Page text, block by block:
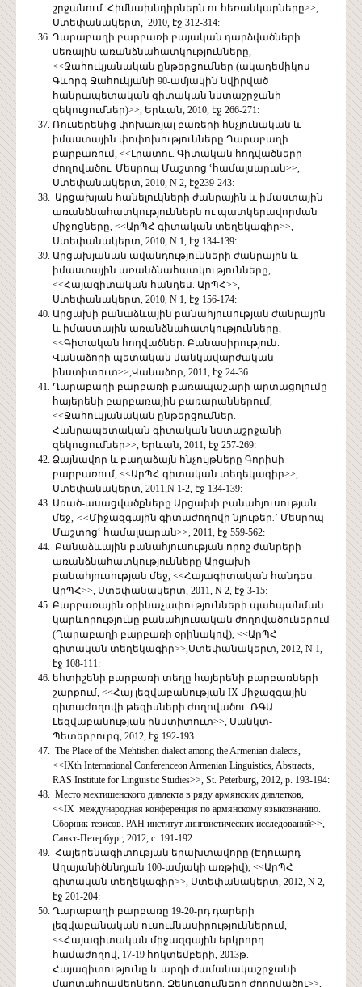
շրջանում. Հիմնախնդիրներն ու հեռանկարները>>,
Ստեփանակերտ, 2010, էջ 312-314:
Ղարաբաղի բարբառի բայական դարձվածների
սեռային առանձնահատկությունները,
<<Ջահուկյանական ընթերցումներ (ակադեմիկոս
Գևորգ Ջահուկյանի 90-ամյակին նվիրված
հանրապետական գիտական նստաշրջանի
զեկուցումներ)>>, Երևան, 2010, էջ 266-271:
Ռուսերենից փոխառյալ բառերի հնչյունական և
իմաստային փոփոխությունները Ղարաբաղի
բարբառում, <<Լրատու. Գիտական հոդվածների
ժողովածու. Մեսրոպ Մաշտոց ՙհամալսարան>>,
Ստեփանակերտ, 2010, N 2, էջ239-243:
Արցախյան հանելուկների ժանրային և իմաստային
առանձնահատկություններն ու պատկերավորման
միջոցները, <<ԱրՊՀ գիտական տեղեկագիր>>,
Ստեփանակերտ, 2010, N 1, էջ 134-139:
Արցախյանան ավանդությունների ժանրային և
իմաստային առանձնահատկությունները,
<<Հայագիտական հանդես. ԱրՊՀ>>,
Ստեփանակերտ, 2010, N 1, էջ 156-174:
Արցախի բանաձևային բանահյուսության ժանրային
և իմաստային առանձնահատկությունները,
<<Գիտական հոդվածներ. Բանասիրություն.
Վանաձորի պետական մանկավարժական
ինստիտուտ>>,Վանաձոր, 2011, էջ 24-36:
Ղարաբաղի բարբառի բառապաշարի արտացոլումը
հայերենի բարբառային բառարաններում,
<<Ջահուկյանական ընթերցումներ.
Հանրապետական գիտական նստաշրջանի
զեկուցումներ>>, Երևան, 2011, էջ 257-269:
Ձայնավոր և բաղաձայն հնչույթները Գորիսի
բարբառում, <<ԱրՊՀ գիտական տեղեկագիր>>,
Ստեփանակերտ, 2011,N 1-2, էջ 134-139:
Առած-ասացվածքները Արցախի բանահյուսության
մեջ, <<Միջազգային գիտաժողովի նյութեր ՚ Մեսրոպ
Մաշտոցՙ համալսարան>>, 2011, էջ 559-562:
Բանաձևային բանահյուսության որոշ ժանրերի
առանձնահատկությունները Արցախի
բանահյուսության մեջ, <<Հայագիտական հանդես.
ԱրՊՀ>>, Ստեփանակերտ, 2011, N 2, էջ 3-15:
Բարբառային օրինաչափությունների պահպանման
կարևորությունը բանահյուսական ժողովածուներում
(Ղարաբաղի բարբառի օրինակով), <<ԱրՊՀ
գիտական տեղեկագիր>>,Ստեփանակերտ, 2012, N 1,
էջ 108-111:
եհտիշենի բարբառի տեղը հայերենի բարբառների
շարքում, <<Հայ լեզվաբանության IX միջազգային
գիտաժողովի թեզիսների ժողովածու. ՌԳԱ
Լեզվաբանության ինստիտուտ>>, Սանկտ-
Պետերբուրգ, 2012, էջ 192-193:
The Place of the Mehtishen dialect among the Armenian dialects,
<<IXth International Conferenceon Armenian Linguistics, Abstracts,
RAS Institute for Linguistic Studies>>, St. Peterburg, 2012, p. 193-194:
Место мехтишенского диалекта в ряду армянских диалетков,
<<IX международная конференция по армянскому языкознанию.
Сборник тезисов. РАН институт лингвистических исследований>>,
Санкт-Петербург, 2012, с. 191-192:
Հայերենագիտության երախտավորը (Էդուարդ
Աղայանիծննդյան 100-ամյակի առթիվ), <<ԱրՊՀ
գիտական տեղեկագիր>>, Ստեփանակերտ, 2012, N 2,
էջ 201-204:
Ղարաբաղի բարբառը 19-20-րդ դարերի
լեզվաբանական ուսումնասիրություններում,
<<Հայագիտական միջազգային երկրորդ
համաժողով, 17-19 հոկտեմբերի, 2013թ.
Հայագիտությունը և արդի ժամանակաշրջանի
մարտահրավերները. Զեկուցումների ժողովածու>>,